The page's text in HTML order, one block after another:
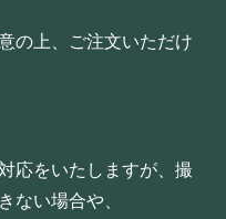
の上、ご注文いただけ
応をいたしますが、撮
ない場合や、